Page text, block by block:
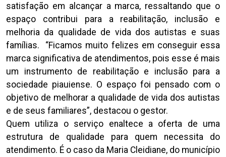
satisfação em alcançar a marca, ressaltando que o
espaço contribui para a reabilitação, inclusão e
melhoria da qualidade de vida dos autistas e suas
famílias. “Ficamos muito felizes em conseguir essa
marca significativa de atendimentos, pois esse é mais
um instrumento de reabilitação e inclusão para a
sociedade piauiense. O espaço foi pensado com o
objetivo de melhorar a qualidade de vida dos autistas
e de seus familiares”, destacou o gestor.
Quem utiliza o serviço enaltece a oferta de uma
estrutura de qualidade para quem necessita do
atendimento. É o caso da Maria Cleidiane, do município